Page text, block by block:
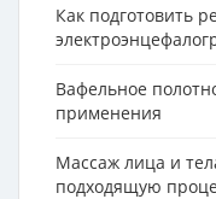
Как подготовить
Вафельное
применения
Массаж лица и
подходящую